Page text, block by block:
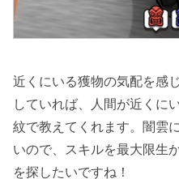
近くにいる獲物の気配を感
していれば、人間が近くに
紋で教えてくれます。闇雲
いので、スキルを最大限生
を探したいですね！